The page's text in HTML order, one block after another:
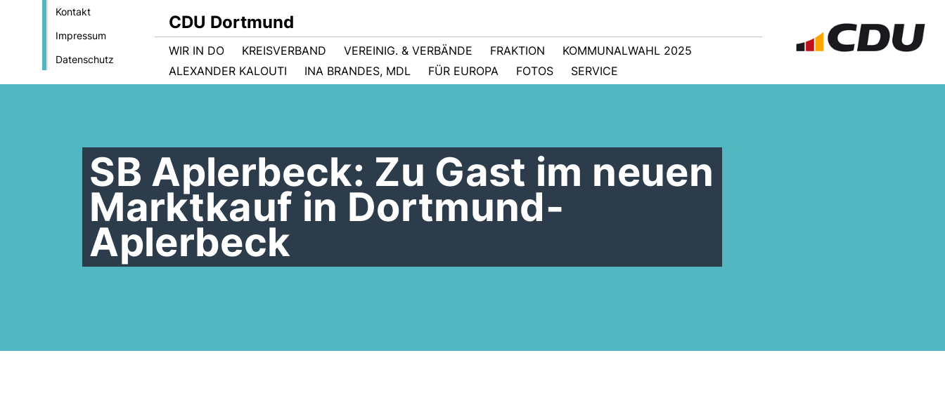
Kontakt
Impressum
Datenschutz
CDU Dortmund
WIR IN DO KREISVERBAND VEREINIG. & VERBÄNDE FRAKTION
KOMMUNALWAHL 2025
ALEXANDER KALOUTI
INA BRANDES, MDL FÜR EUROPA FOTOS SERVICE
SB Aplerbeck: Zu Gast im neuen
Marktkauf in Dortmund-
Aplerbeck